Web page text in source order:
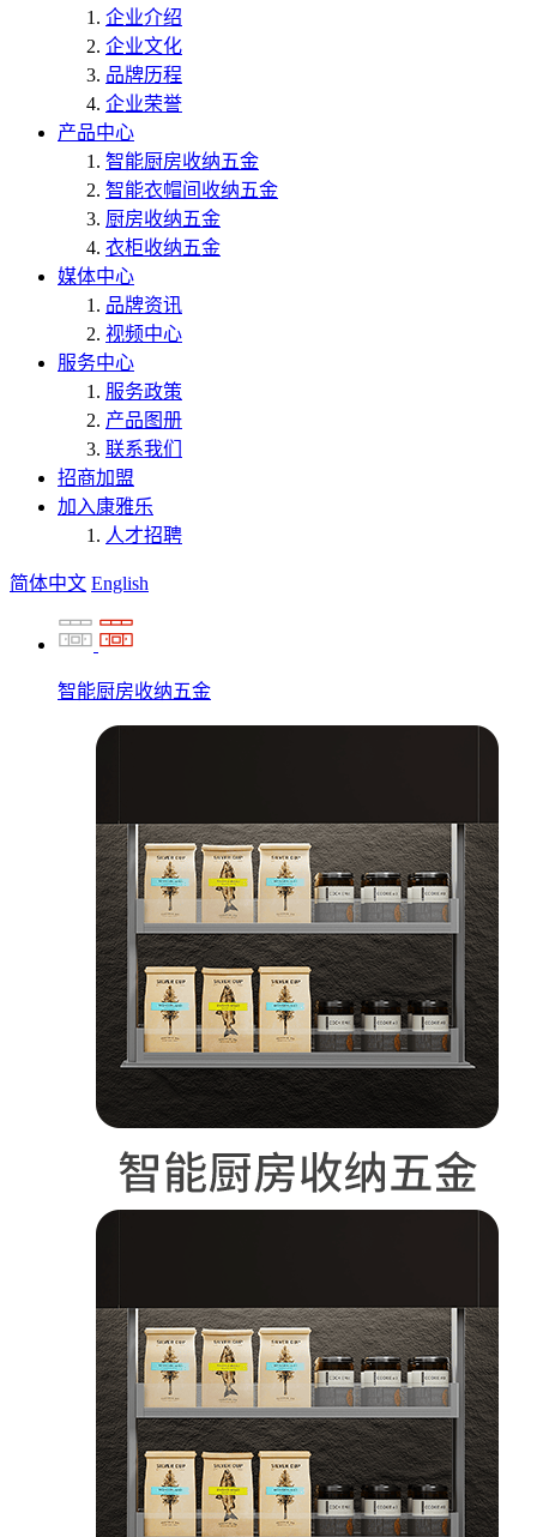
企业介绍
企业文化
品牌历程
企业荣誉
产品中心
智能厨房收纳五金
智能衣帽间收纳五金
厨房收纳五金
衣柜收纳五金
媒体中心
品牌资讯
视频中心
服务中心
服务政策
产品图册
联系我们
招商加盟
加入康雅乐
人才招聘
简体中文 English
智能厨房收纳五金